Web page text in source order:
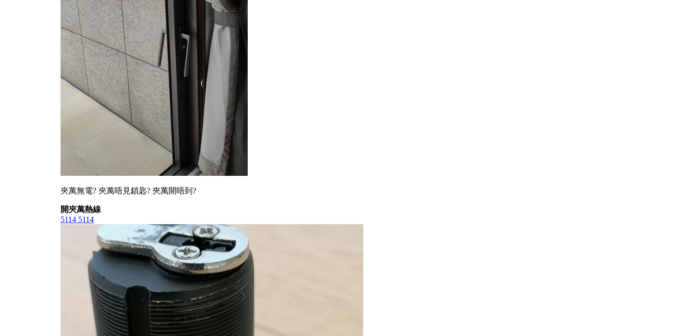
夾萬無電? 夾萬唔見鎖匙? 夾萬開唔到?
開夾萬熱線
5114 5114